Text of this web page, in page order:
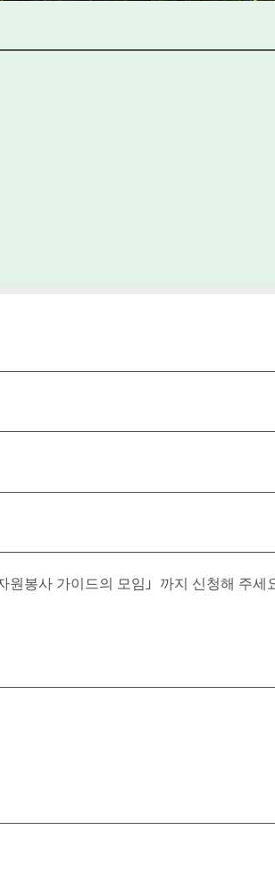
봉사 가이드의 모임」까지 신청해 주세